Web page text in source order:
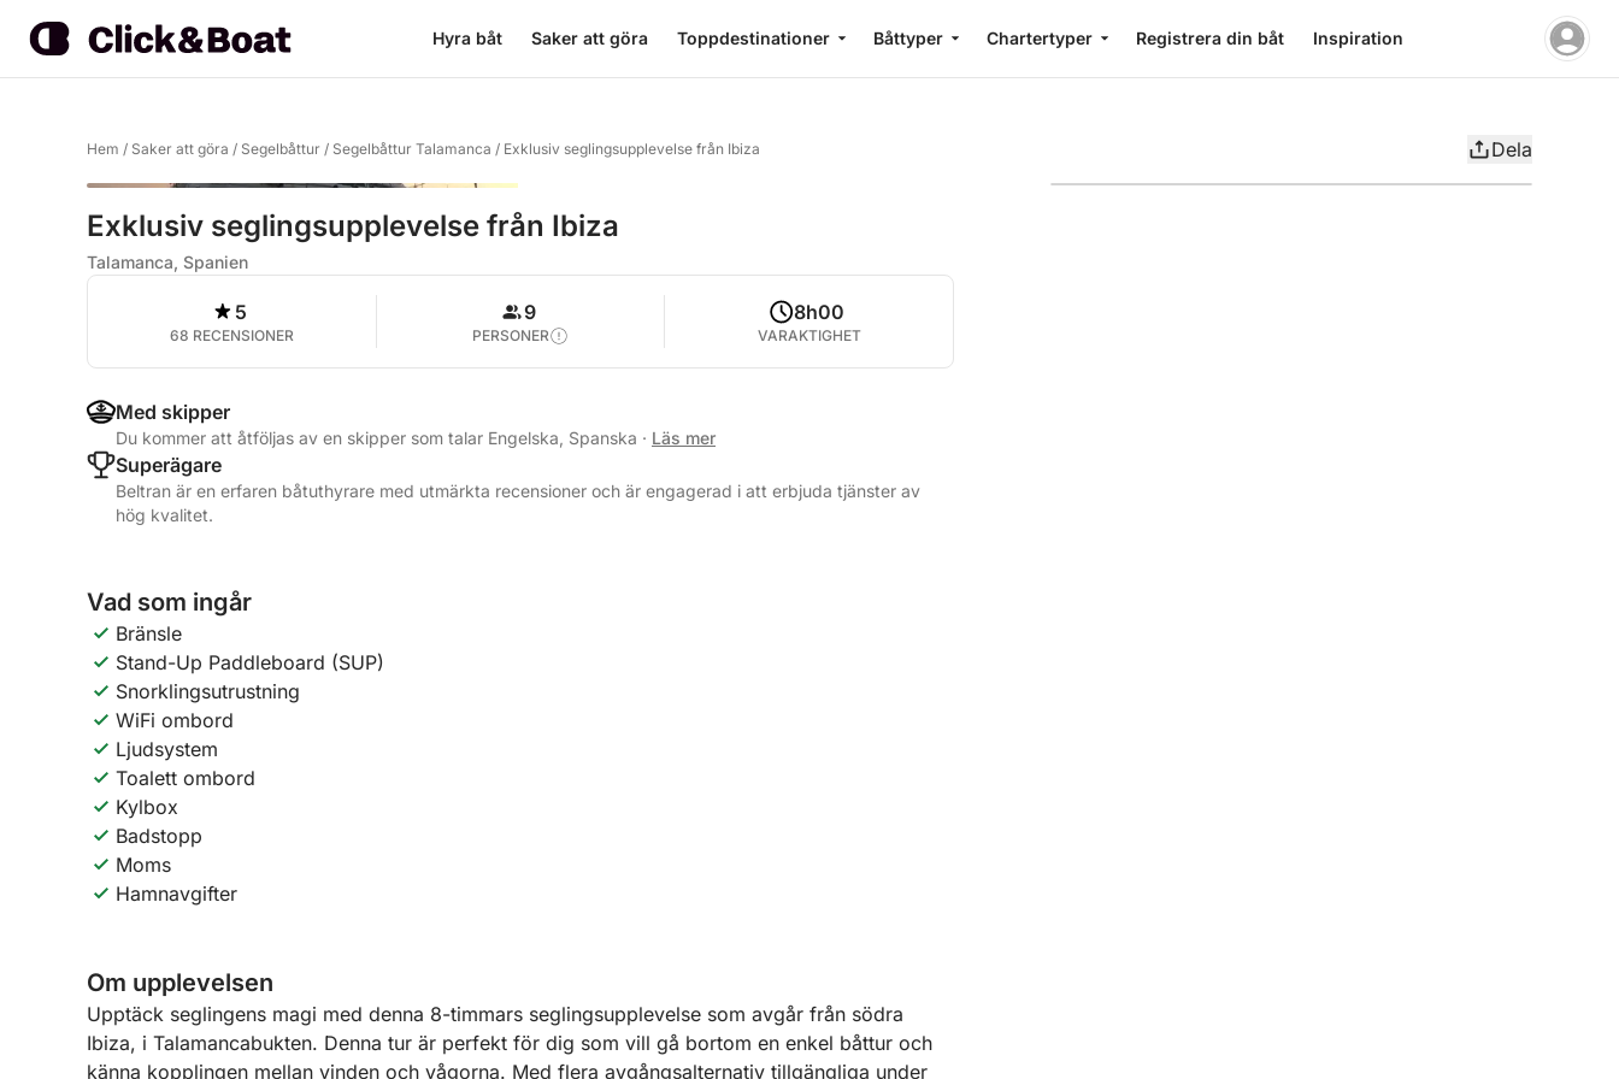
Hyra båt Saker att göra Toppdestinationer Båttyper Chartertyper Registrera din båt Inspiration
Hem / Saker att göra / Segelbåttur / Segelbåttur Talamanca / Exklusiv seglingsupplevelse från Ibiza Dela
Exklusiv seglingsupplevelse från Ibiza
Talamanca, Spanien
5
68 RECENSIONER
9
PERSONER
8h00
VARAKTIGHET
Med skipper
Du kommer att åtföljas av en skipper som talar Engelska, Spanska · Läs mer
Superägare
Beltran är en erfaren båtuthyrare med utmärkta recensioner och är engagerad i att erbjuda tjänster av
hög kvalitet.
Vad som ingår
Bränsle
Stand-Up Paddleboard (SUP)
Snorklingsutrustning
WiFi ombord
Ljudsystem
Toalett ombord
Kylbox
Badstopp
Moms
Hamnavgifter
Om upplevelsen
Upptäck seglingens magi med denna 8-timmars seglingsupplevelse som avgår från södra
Ibiza, i Talamancabukten. Denna tur är perfekt för dig som vill gå bortom en enkel båttur och
känna kopplingen mellan vinden och vågorna. Med flera avgångsalternativ tillgängliga under